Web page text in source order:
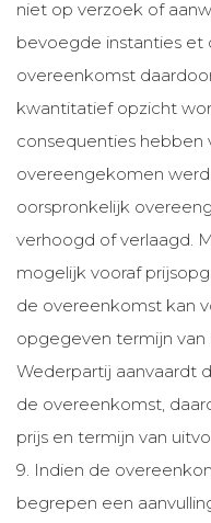
niet op verzoek of
bevoegde instanties et
overeenkomst
kwantitatief opzicht
consequenties
overeengekomen
oorspronkelijk
verhoogd of verlaagd.
mogelijk vooraf
de overeenkomst kan
opgegeven termijn
Wederpartij aanvaardt
de overeenkomst,
prijs en termijn van
9. Indien de
begrepen een